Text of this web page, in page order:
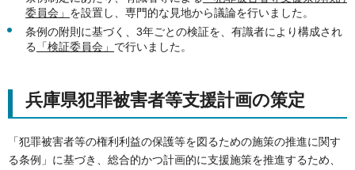
委員会」 を設置し、専門的な見地から議論を行いました。
条例の附則に基づく、3年ごとの検証を、有識者により構成され
る
「検証委員会」 で行いました。
兵庫県犯罪被害者等支援計画の策定
「犯罪被害者等の権利利益の保護等を図るための施策の推進に関す
る条例」に基づき、総合的かつ計画的に支援施策を推進するため、